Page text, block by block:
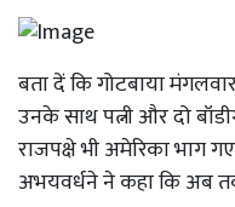
बता दें कि गोटबाया
उनके साथ पत्नी और दो
राजपक्षे भी अमेरिका भाग
अभयवर्धने ने कहा कि अब